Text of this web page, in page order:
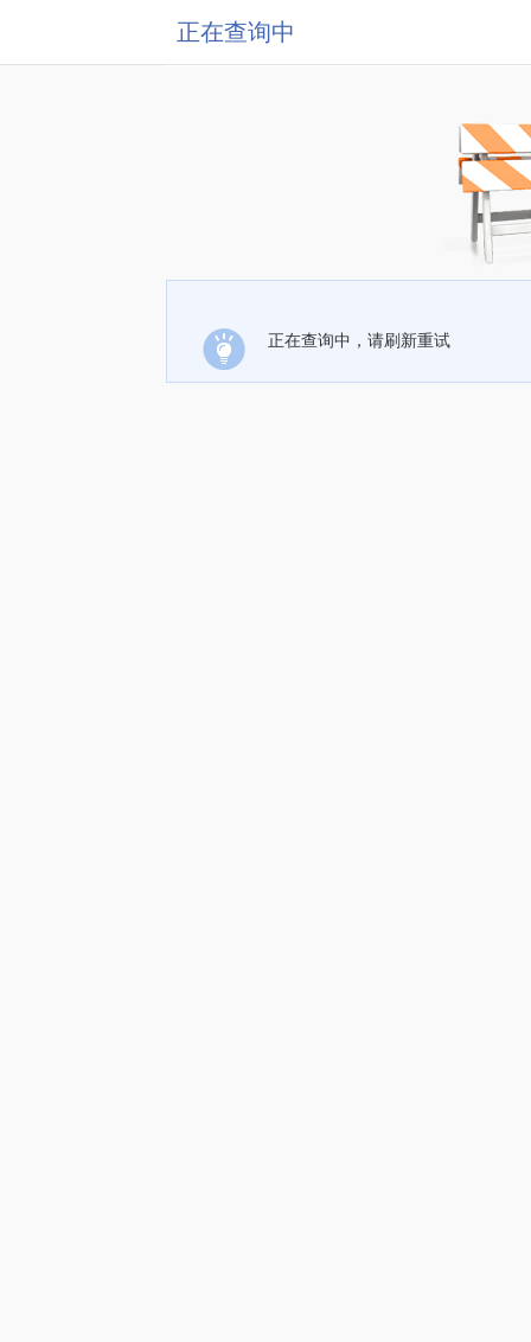
正在查询中
正在查询中，请刷新重试